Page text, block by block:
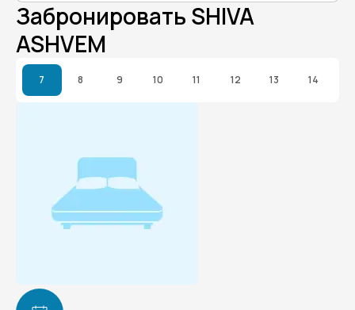
Забронировать SHIVA
ASHVEM
7 8 9 10 11 12 13 14